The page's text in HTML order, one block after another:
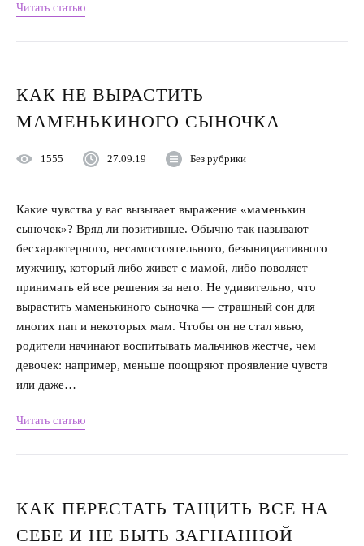
Читать статью
КАК НЕ ВЫРАСТИТЬ
МАМЕНЬКИНОГО СЫНОЧКА
1555 27.09.19 Без рубрики
Какие чувства у вас вызывает выражение «маменькин
сыночек»? Вряд ли позитивные. Обычно так называют
бесхарактерного, несамостоятельного, безынициативного
мужчину, который либо живет с мамой, либо поволяет
принимать ей все решения за него. Не удивительно, что
вырастить маменькиного сыночка — страшный сон для
многих пап и некоторых мам. Чтобы он не стал явью,
родители начинают воспитывать мальчиков жестче, чем
девочек: например, меньше поощряют проявление чувств
или даже…
Читать статью
КАК ПЕРЕСТАТЬ ТАЩИТЬ ВСЕ НА
СЕБЕ И НЕ БЫТЬ ЗАГНАННОЙ
Воспитать детей счастливыми
Саморазвитие
Деньги
Насилие в семье
Интервью